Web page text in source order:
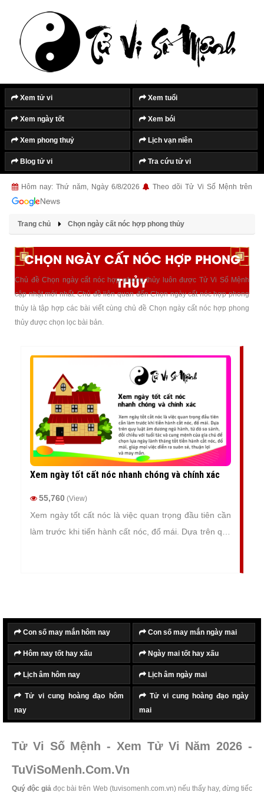
Xem tử vi Xem tuổi
Xem ngày tốt Xem bói
Xem phong thuỷ Lịch vạn niên
Blog tử vi Tra cứu tử vi
Hôm nay: Thứ năm, Ngày 6/8/2026 Theo dõi Tử Vi Số Mệnh trên
Trang chủ Chọn ngày cất nóc hợp phong thủy
CHỌN NGÀY CẤT NÓC HỢP PHONG
THỦY
Chủ đề Chọn ngày cất nóc hợp phong thủy luôn được Tử Vi Số Mệnh
cập nhật mới nhất. Chủ đề liên quan đến Chọn ngày cất nóc hợp phong
thủy là tập hợp các bài viết cùng chủ đề Chọn ngày cất nóc hợp phong
thủy được chọn lọc bài bản.
Xem ngày tốt cất nóc nhanh chóng và chính xác
55,760 (View)
Xem ngày tốt cất nóc là việc quan trọng đầu tiên cần
làm trước khi tiến hành cất nóc, đổ mái. Dựa trên quy
Con số may mắn hôm nay Con số may mắn ngày mai
Hôm nay tốt hay xấu Ngày mai tốt hay xấu
Lịch âm hôm nay Lịch âm ngày mai
Tử vi cung hoàng đạo hôm
nay
Tử vi cung hoàng đạo ngày
mai
Tử Vi Số Mệnh - Xem Tử Vi Năm 2026 -
TuViSoMenh.Com.Vn
Quý độc giả đọc bài trên Web (tuvisomenh.com.vn) nếu thấy hay, đừng tiếc